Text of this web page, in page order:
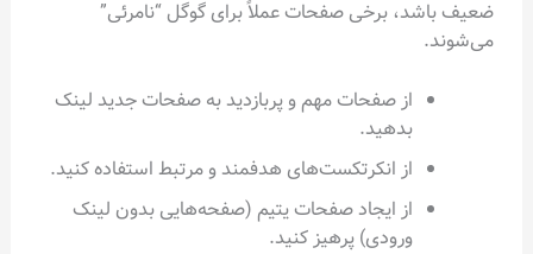
ضعیف باشد، برخی صفحات عملاً برای گوگل “نامرئی”
می‌شوند.
از صفحات مهم و پربازدید به صفحات جدید لینک
بدهید.
از انکرتکست‌های هدفمند و مرتبط استفاده کنید.
از ایجاد صفحات یتیم (صفحه‌هایی بدون لینک
ورودی) پرهیز کنید.